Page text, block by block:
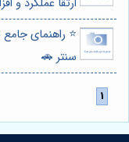
⭐️ راهنمای جامع
سنتر 🚗